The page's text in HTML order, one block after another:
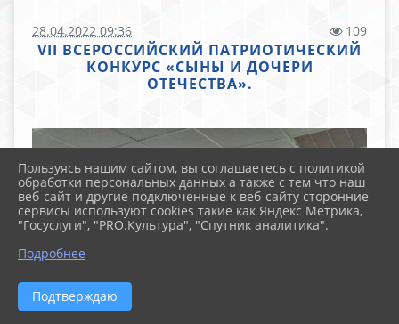
28.04.2022 09:36 109
VII ВСЕРОССИЙСКИЙ ПАТРИОТИЧЕСКИЙ
КОНКУРС «СЫНЫ И ДОЧЕРИ
ОТЕЧЕСТВА».
Пользуясь нашим сайтом, вы соглашаетесь с политикой
обработки персональных данных а также с тем что наш
веб-сайт и другие подключенные к веб-сайту сторонние
сервисы используют cookies такие как Яндекс Метрика,
"Госуслуги", "PRO.Культура", "Спутник аналитика".
Подробнее
Подтверждаю